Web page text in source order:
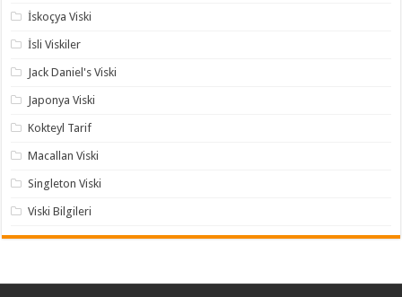
İskoçya Viski
İsli Viskiler
Jack Daniel's Viski
Japonya Viski
Kokteyl Tarif
Macallan Viski
Singleton Viski
Viski Bilgileri